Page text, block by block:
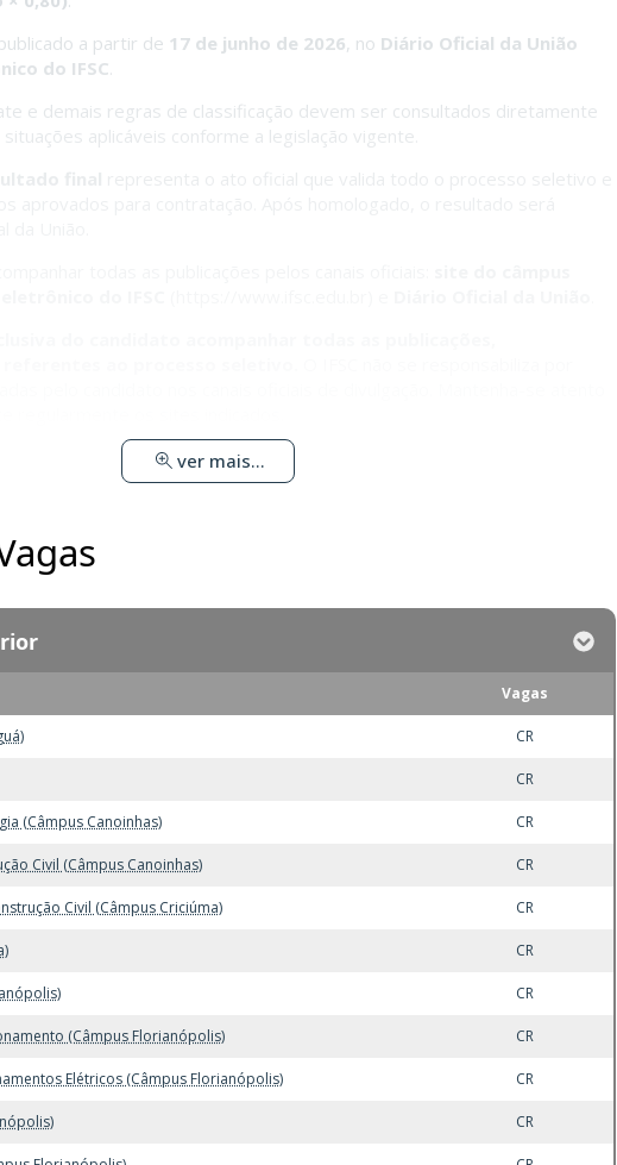
a partir de 17 de junho de 2026 , no Diário Oficial da União
do IFSC
e demais regras de classificação devem ser consultados diretamente
aplicáveis conforme a legislação vigente.
ver mais...
Vagas
CR
CR
(Câmpus Canoinhas) CR
Civil (Câmpus Canoinhas) CR
Civil (Câmpus Criciúma) CR
CR
CR
(Câmpus Florianópolis) CR
Elétricos (Câmpus Florianópolis) CR
CR